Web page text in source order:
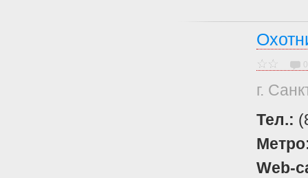
0
г.
Тел.:
Web-